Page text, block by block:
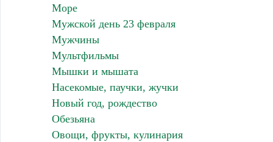
Море
Мужской день 23 февраля
Мужчины
Мультфильмы
Мышки и мышата
Насекомые, паучки, жучки
Новый год, рождество
Обезьяна
Овощи, фрукты, кулинария